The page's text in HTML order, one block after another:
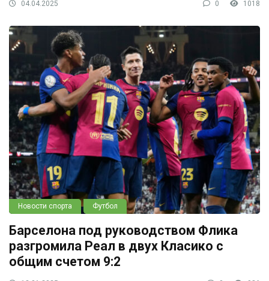
04.04.2025 0 1018
Новости спорта Футбол
Барселона под руководством Флика
разгромила Реал в двух Класико с
общим счетом 9:2